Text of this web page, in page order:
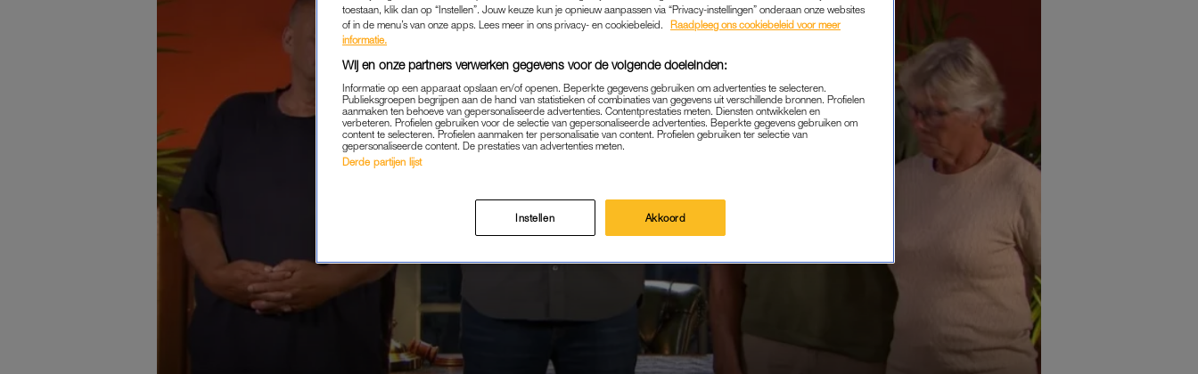
toestaan, klik dan op “Instellen”. Jouw keuze kun je opnieuw aanpassen via “Privacy-instellingen” onderaan onze websites
of in de menu’s van onze apps. Lees meer in ons privacy- en cookiebeleid.
Raadpleeg ons cookiebeleid voor meer
informatie.
Wij en onze partners verwerken gegevens voor de volgende doeleinden:
Informatie op een apparaat opslaan en/of openen. Beperkte gegevens gebruiken om advertenties te selecteren.
Publieksgroepen begrijpen aan de hand van statistieken of combinaties van gegevens uit verschillende bronnen. Profielen
aanmaken ten behoeve van gepersonaliseerde advertenties. Contentprestaties meten. Diensten ontwikkelen en
verbeteren. Profielen gebruiken voor de selectie van gepersonaliseerde advertenties. Beperkte gegevens gebruiken om
content te selecteren. Profielen aanmaken ter personalisatie van content. Profielen gebruiken ter selectie van
gepersonaliseerde content. De prestaties van advertenties meten.
Derde partijen lijst
Instellen Akkoord